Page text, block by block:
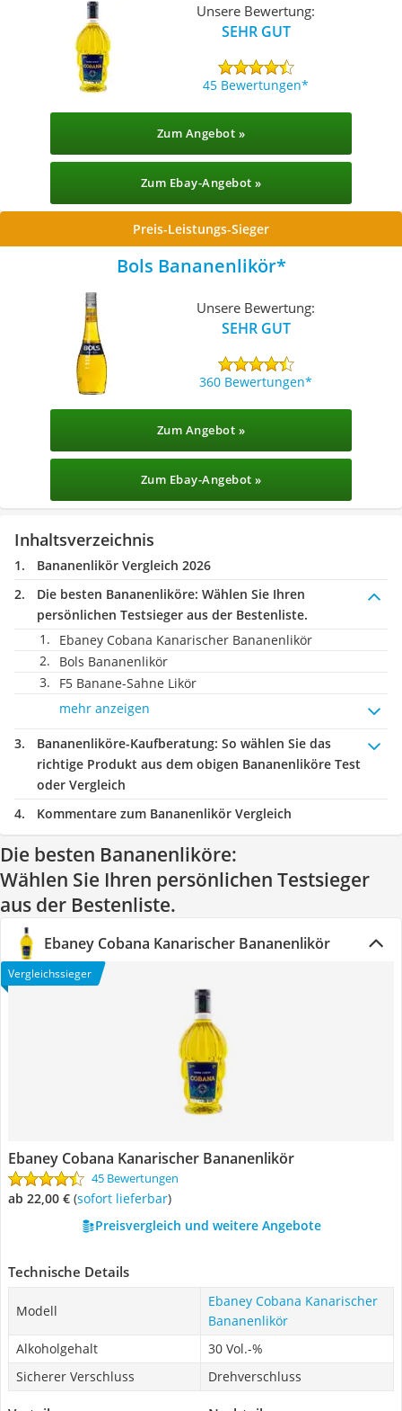
Unsere Bewertung:
SEHR GUT
45 Bewertungen
Zum Angebot »
Zum Ebay-Angebot »
Preis-Leistungs-Sieger
Bols Bananenlikör
Unsere Bewertung:
SEHR GUT
360 Bewertungen
Zum Angebot »
Zum Ebay-Angebot »
Inhaltsverzeichnis
Bananenlikör Vergleich 2026
Die besten Bananenliköre: Wählen Sie Ihren
persönlichen Testsieger aus der Bestenliste.
Ebaney Cobana Kanarischer Bananenlikör
Bols Bananenlikör
F5 Banane-Sahne Likör
mehr anzeigen
Bananenliköre-Kaufberatung: So wählen Sie das
richtige Produkt aus dem obigen Bananenliköre Test
oder Vergleich
Kommentare zum Bananenlikör Vergleich
Die besten Bananenliköre:
Wählen Sie Ihren persönlichen Testsieger
aus der Bestenliste.
Ebaney Cobana Kanarischer Bananenlikör
Vergleichssieger
Ebaney Cobana Kanarischer Bananenlikör
45 Bewertungen
ab 22,00 € ( Sofort lieferbar)
Preisvergleich und weitere Angebote
Technische Details
Modell
Ebaney Cobana Kanarischer
Bananenlikör
Alkoholgehalt
30 Vol.-%
Sicherer Verschluss
Drehverschluss